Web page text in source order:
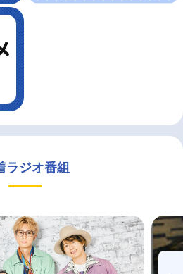
ラジオ番組